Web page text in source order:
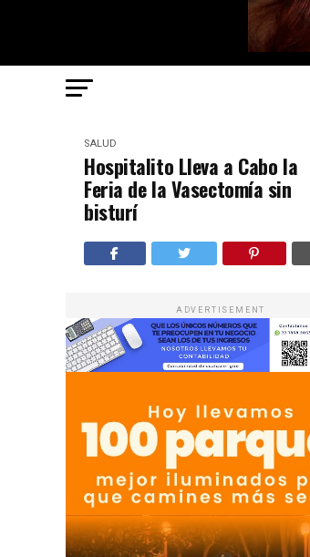
SALUD
Hospitalito Lleva a Cabo la
Feria de la Vasectomía sin
bisturí
ADVERTISEMENT